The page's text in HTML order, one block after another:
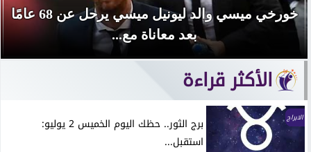
خورخي ميسي والد ليونيل ميسي يرحل عن 68 عامًا
بعد معاناة مع...
الأكثر قراءة
الابراج
برج الثور.. حظك اليوم الخميس 2 يوليو:
استقبل...